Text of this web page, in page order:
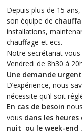
Depuis plus de 15
son équipe de
installations,
chauffage et ecs.
Notre secrétariat
Vendredi de 8h30 à
Une demande
D’expérience, nous
nécessite qu’il soit
En cas de besoin
vous dans les
nuit ou le week-end .